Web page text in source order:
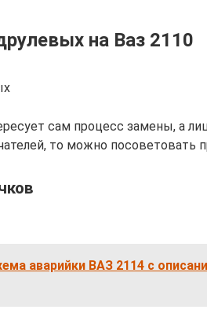
на Ваз 2110
сам процесс замены, а
то можно посоветовать
аварийки ВАЗ 2114 с